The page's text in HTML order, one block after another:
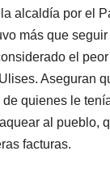
alcaldía por el
más que
el
Aseguran
quienes le
al pueblo,
facturas.